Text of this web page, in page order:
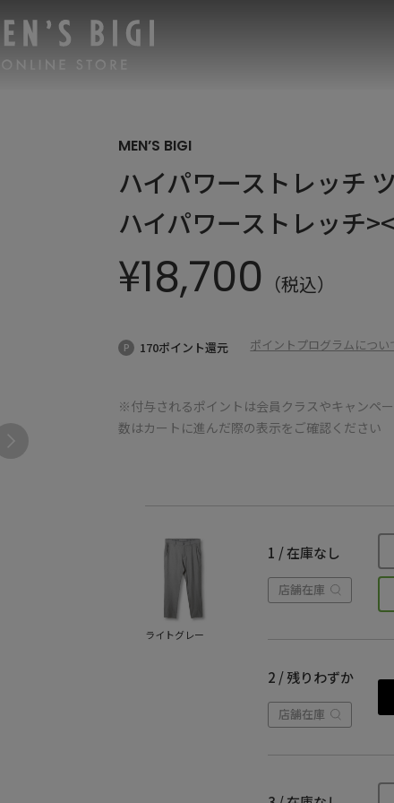
MEN’S BIGI
ハイパワーストレッチ
ハイパワーストレッチ
¥18,700 （税込）
170ポイント還元 ポイントプログラムについ
※付与されるポイントは会員クラスやキャンペ
数はカートに進んだ際の表示をご確認ください
ライトグレー
1 / 在庫なし
店舗在庫
2 / 残りわずか
店舗在庫